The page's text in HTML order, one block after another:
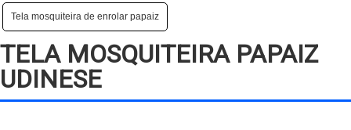
Tela mosquiteira de enrolar papaiz
TELA MOSQUITEIRA PAPAIZ
UDINESE